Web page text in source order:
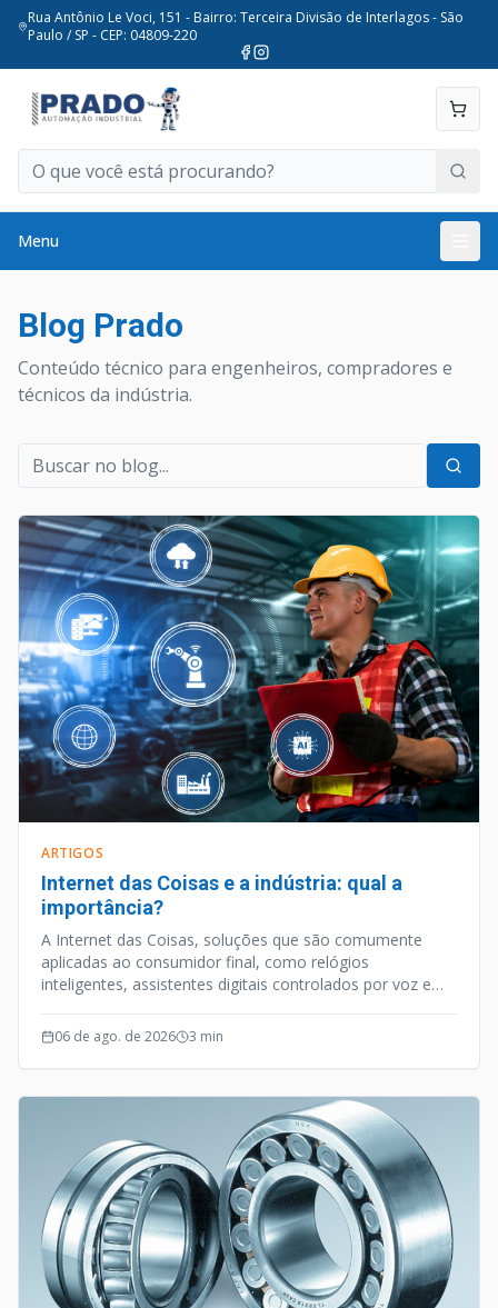
Rua Antônio Le Voci, 151 - Bairro: Terceira Divisão de Interlagos - São
Paulo / SP - CEP: 04809-220
Menu
Blog Prado
Conteúdo técnico para engenheiros, compradores e
técnicos da indústria.
ARTIGOS
Internet das Coisas e a indústria: qual a
importância?
A Internet das Coisas, soluções que são comumente
aplicadas ao consumidor final, como relógios
inteligentes, assistentes digitais controlados por voz e
vertente tecnológica que caminhou a passos largos nos
últimos anos.
06 de ago. de 2026 3 min